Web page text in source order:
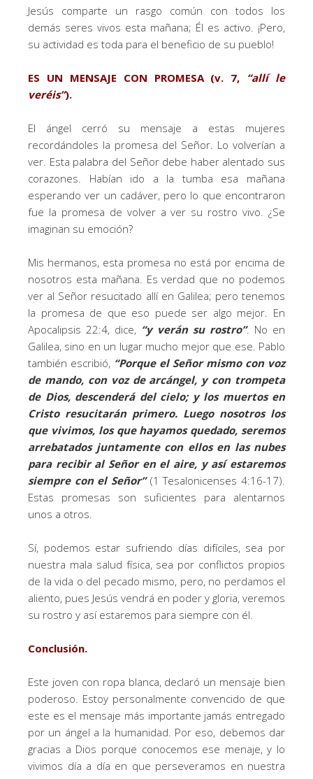
Jesús comparte un rasgo común con todos los
demás seres vivos esta mañana; Él es activo. ¡Pero,
su actividad es toda para el beneficio de su pueblo!
ES UN MENSAJE CON PROMESA (v. 7, “allí le
veréis”).
El ángel cerró su mensaje a estas mujeres
recordándoles la promesa del Señor. Lo volverían a
ver. Esta palabra del Señor debe haber alentado sus
corazones. Habían ido a la tumba esa mañana
esperando ver un cadáver, pero lo que encontraron
fue la promesa de volver a ver su rostro vivo. ¿Se
imaginan su emoción?
Mis hermanos, esta promesa no está por encima de
nosotros esta mañana. Es verdad que no podemos
ver al Señor resucitado allí en Galilea; pero tenemos
la promesa de que eso puede ser algo mejor. En
Apocalipsis 22:4, dice, “y verán su rostro”. No en
Galilea, sino en un lugar mucho mejor que ese. Pablo
también escribió, “Porque el Señor mismo con voz
de mando, con voz de arcángel, y con trompeta
de Dios, descenderá del cielo; y los muertos en
Cristo resucitarán primero. Luego nosotros los
que vivimos, los que hayamos quedado, seremos
arrebatados juntamente con ellos en las nubes
para recibir al Señor en el aire, y así estaremos
siempre con el Señor”(1 Tesalonicenses 4:16-17).
Estas promesas son suficientes para alentarnos
unos a otros.
Sí, podemos estar sufriendo días difíciles, sea por
nuestra mala salud física, sea por conflictos propios
de la vida o del pecado mismo, pero, no perdamos el
aliento, pues Jesús vendrá en poder y gloria, veremos
su rostro y así estaremos para siempre con él.
Conclusión.
Este joven con ropa blanca, declaró un mensaje bien
poderoso. Estoy personalmente convencido de que
este es el mensaje más importante jamás entregado
por un ángel a la humanidad. Por eso, debemos dar
gracias a Dios porque conocemos ese menaje, y lo
vivimos día a día en que perseveramos en nuestra